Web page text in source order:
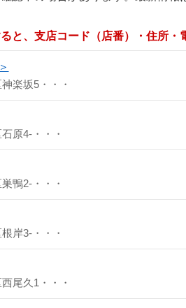
と、支店コード（店番）・住所・
楽坂5・・・
原4-・・・
鴨2-・・・
岸3-・・・
尾久1・・・